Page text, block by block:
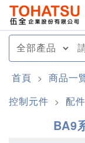
首頁 > 商品一
控制元件 > 配件
BA9